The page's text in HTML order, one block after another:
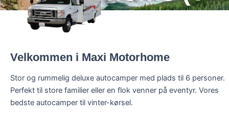
pers.)
Velkommen i Maxi Motorhome
Stor og rummelig deluxe autocamper med plads til 6 personer.
Perfekt til store familier eller en flok venner på eventyr. Vores
bedste autocamper til vinter-kørsel.